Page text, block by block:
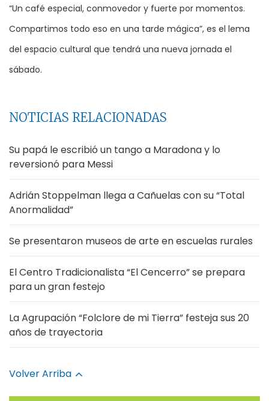
“Un café especial, conmovedor y fuerte por momentos.
Compartimos todo eso en una tarde mágica”, es el lema
del espacio cultural que tendrá una nueva jornada el
sábado.
NOTICIAS RELACIONADAS
Su papá le escribió un tango a Maradona y lo
reversionó para Messi
Adrián Stoppelman llega a Cañuelas con su “Total
Anormalidad”
Se presentaron museos de arte en escuelas rurales
El Centro Tradicionalista “El Cencerro” se prepara
para un gran festejo
La Agrupación “Folclore de mi Tierra” festeja sus 20
años de trayectoria
Volver Arriba